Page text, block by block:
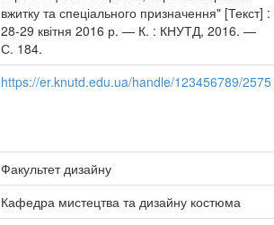
вжитку та спеціального призначення" [Текст] :
28-29 квітня 2016 р. — К. : КНУТД, 2016. —
С. 184.
https://er.knutd.edu.ua/handle/123456789/2575
Факультет дизайну
Кафедра мистецтва та дизайну костюма